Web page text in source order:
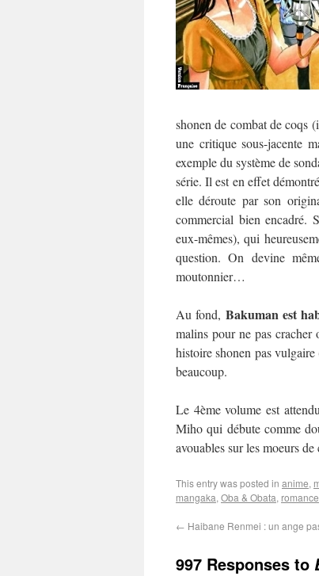
shonen de combat de coqs
une critique sous-jacente
exemple du système de
série. Il est en effet
elle déroute par son
commercial bien encadré.
eux-mêmes), qui
question. On devine
moutonnier…
Au fond, Bakuman est
malins pour ne pas cracher
histoire shonen pas
beaucoup.
Le 4ème volume est
Miho qui débute comme
avouables sur les moeurs
This entry was posted in anime,
mangaka, Oba & Obata, romance
← Haibane Renmei : un ange
997 Responses to